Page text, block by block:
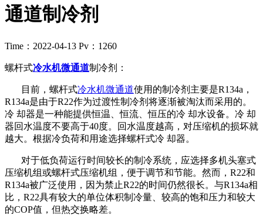
通道制冷剂
Time：2022-04-13 Pv：1260
螺杆式冷水机微通道制冷剂：
目前，螺杆式冷水机微通道使用的制冷剂主要是R134a，
R134a是由于R22作为过渡性制冷剂将逐渐被淘汰而采用的。
冷 却器是一种能提供恒温、恒流、恒压的冷 却水设备。冷 却
器回水温度不要高于40度。回水温度越高，对压缩机的损坏就
越大。根据冷负荷和用途选择螺杆式冷 却器。
对于低负荷运行时间较长的制冷系统，应选择多机头塞式
压缩机组或螺杆式压缩机组，便于调节和节能。然而，R22和
R134a被广泛使用，因为禁止R22的时间仍然很长。与R134a相
比，R22具有较大的单位体积制冷量、较高的饱和压力和较大
的COP值，但热交换略差。